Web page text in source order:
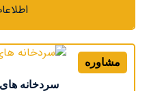
مشاوره
سردخانه